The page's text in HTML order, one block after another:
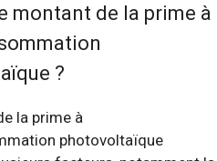
montant de la prime à
?
la prime à
photovoltaïque